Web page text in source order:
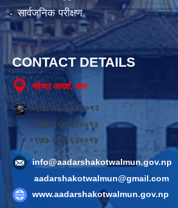
सार्वजनिक परीक्षण
CONTACT DETAILS
महेन्द्र आदर्श, बारा
+९७७-०५३-६२००१२
+९७७-०५३-६२००१३
+९७७-०५३-६२००१४
info@aadarshakotwalmun.gov.np
aadarshakotwalmun@gmail.com
www.aadarshakotwalmun.gov.np